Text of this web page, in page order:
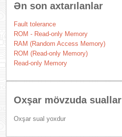
Ən son axtarılanlar
Fault tolerance
ROM - Read-only Memory
RAM (Random Access Memory)
ROM (Read-only Memory)
Read-only Memory
Oxşar mövzuda suallar
Oxşar sual yoxdur